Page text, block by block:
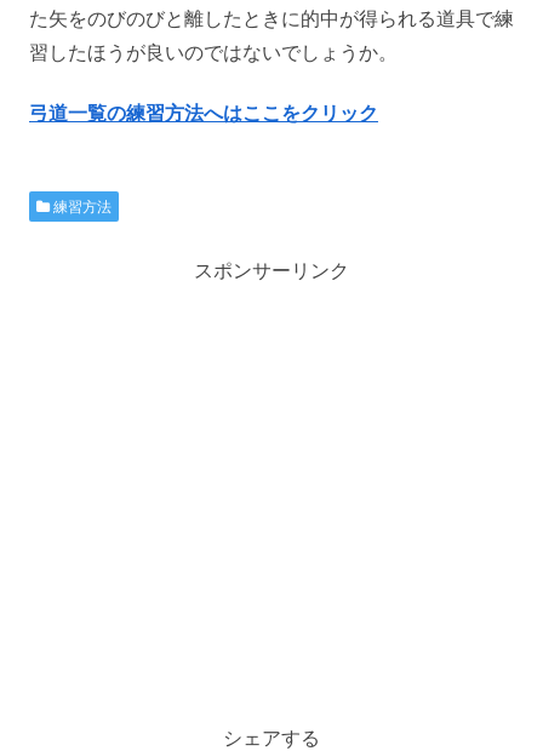
た矢をのびのびと離したときに的中が得られる道具で練
習したほうが良いのではないでしょうか。
弓道一覧の練習方法へはここをクリック
練習方法
スポンサーリンク
シェアする